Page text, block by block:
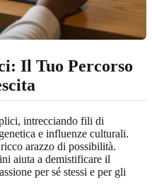
Il Tuo Percorso
intrecciando fili di
e influenze culturali.
arazzo di possibilità.
aiuta a demistificare il
per sé stessi e per gli